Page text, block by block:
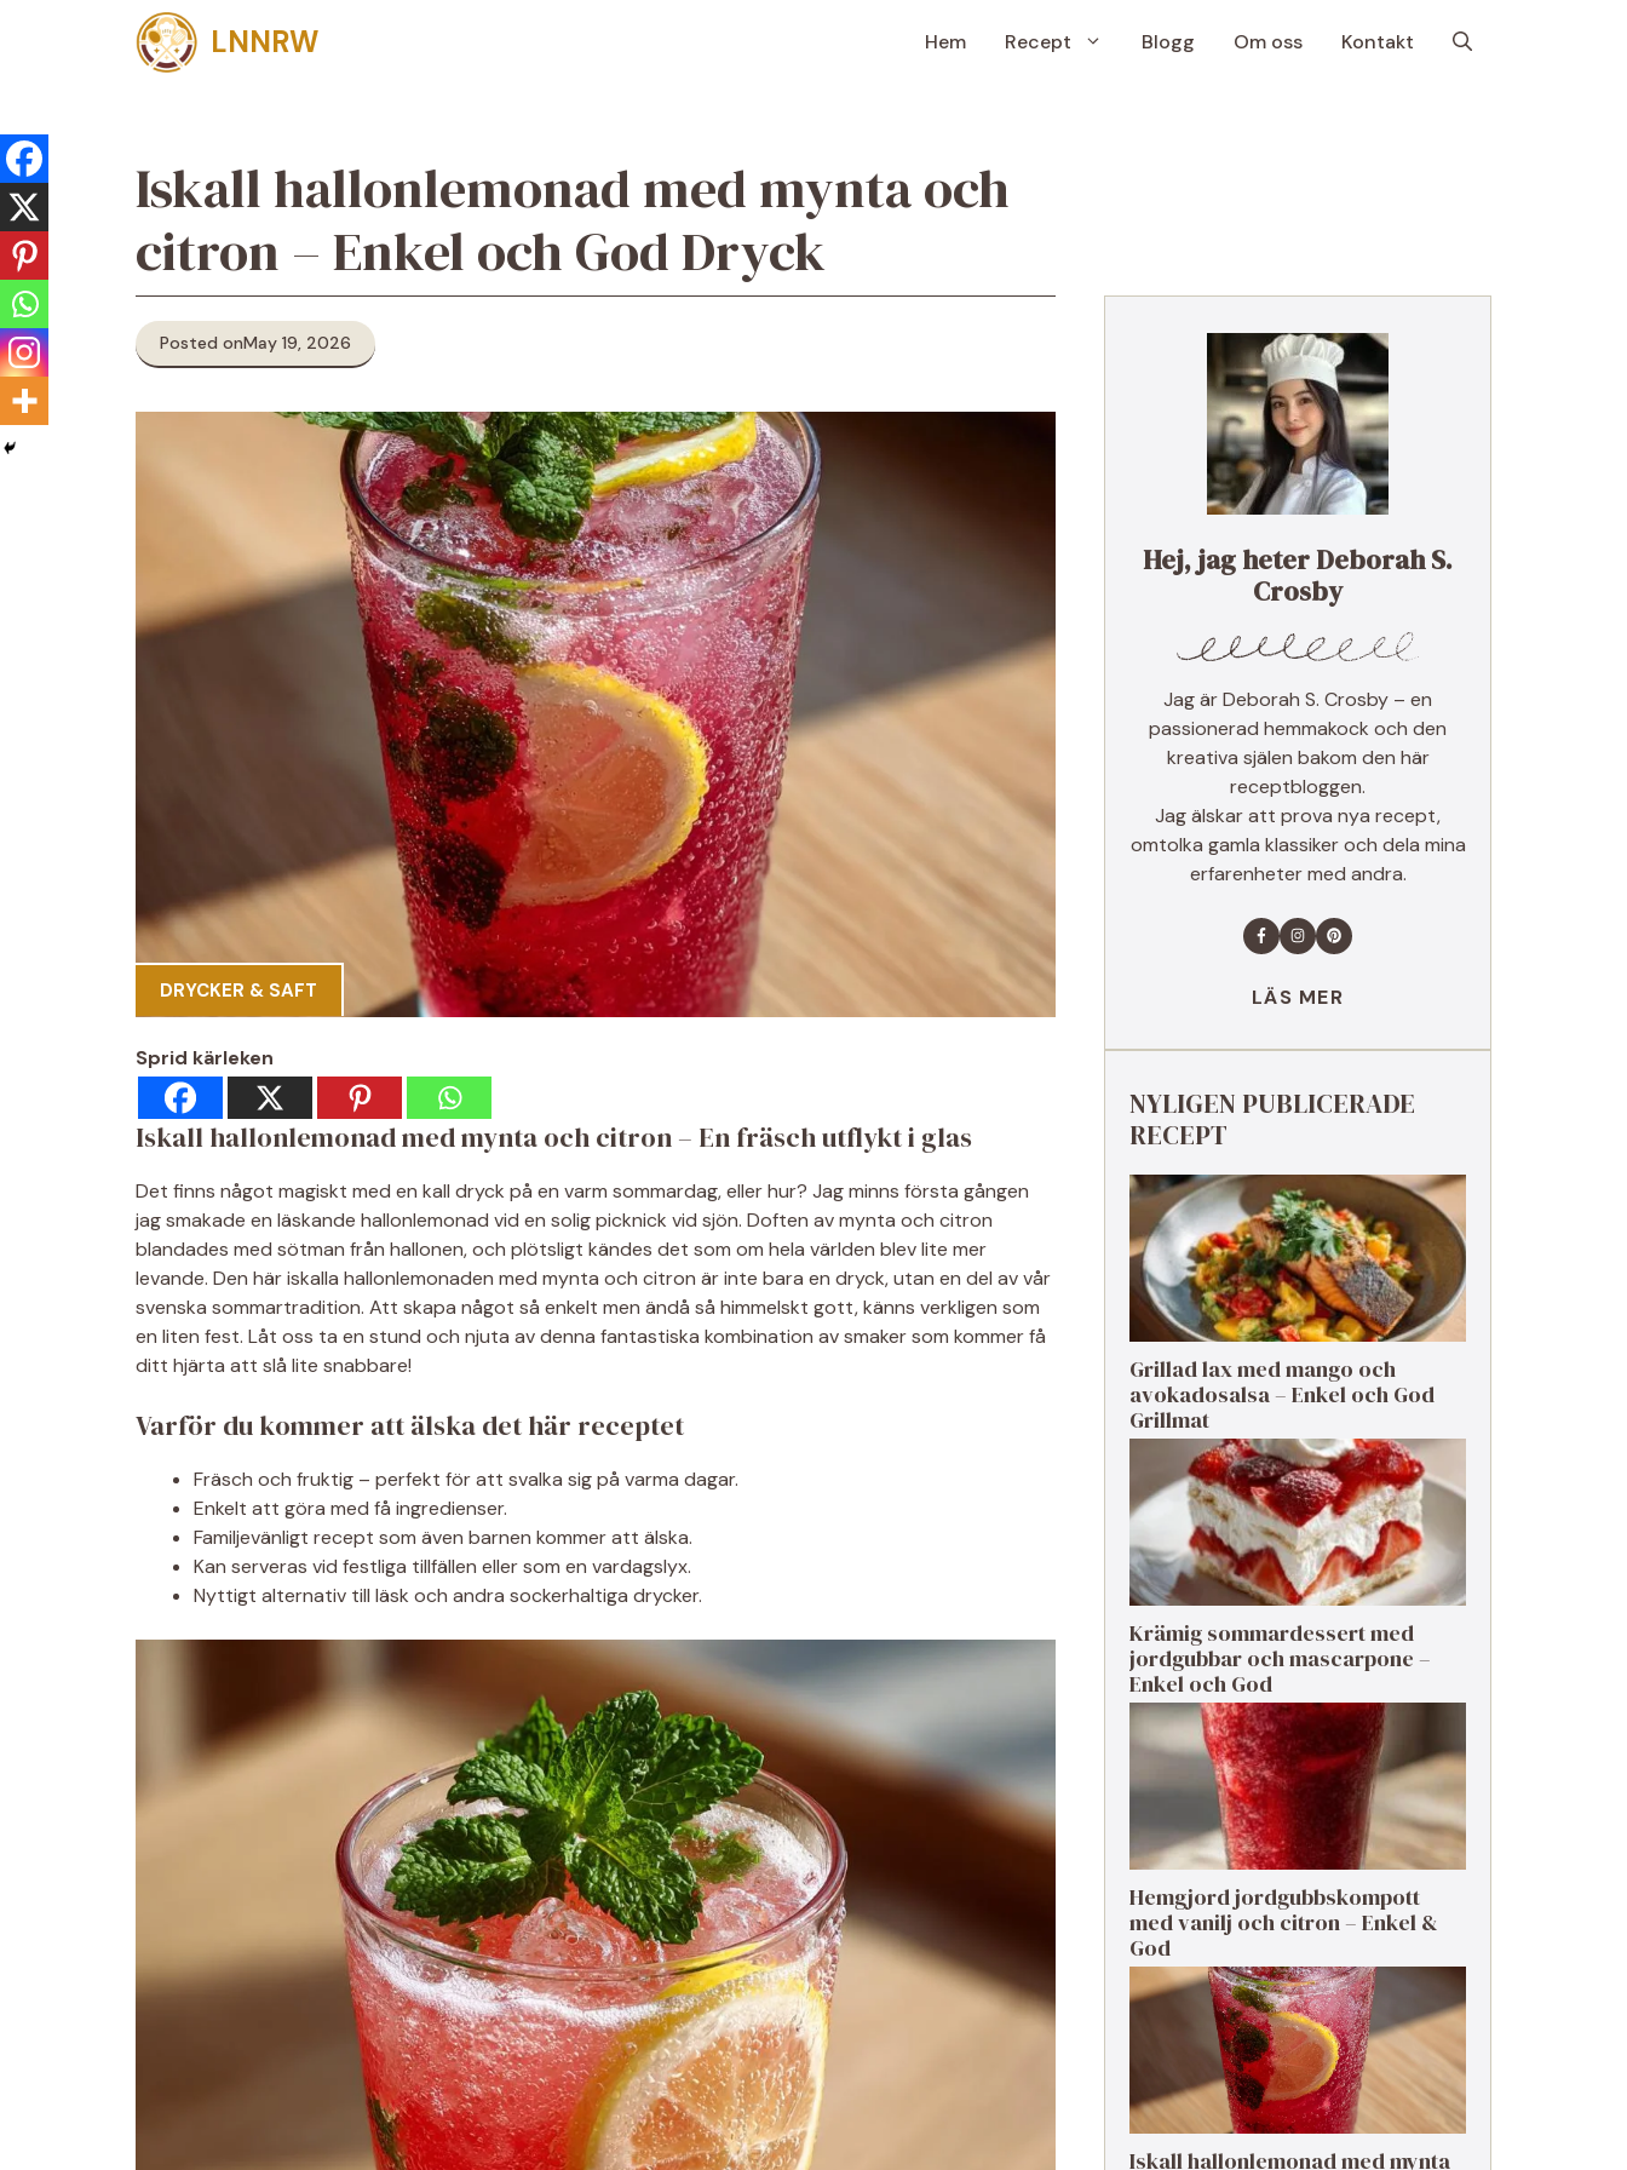
LNNRW Hem Recept Blogg Om oss Kontakt
Iskall hallonlemonad med mynta och
citron – Enkel och God Dryck
Posted onMay 19, 2026
DRYCKER & SAFT
Sprid kärleken
Iskall hallonlemonad med mynta och citron – En fräsch utflykt i glas
Det finns något magiskt med en kall dryck på en varm sommardag, eller hur? Jag minns första gången
jag smakade en läskande hallonlemonad vid en solig picknick vid sjön. Doften av mynta och citron
blandades med sötman från hallonen, och plötsligt kändes det som om hela världen blev lite mer
levande. Den här iskalla hallonlemonaden med mynta och citron är inte bara en dryck, utan en del av vår
svenska sommartradition. Att skapa något så enkelt men ändå så himmelskt gott, känns verkligen som
en liten fest. Låt oss ta en stund och njuta av denna fantastiska kombination av smaker som kommer få
ditt hjärta att slå lite snabbare!
Varför du kommer att älska det här receptet
Fräsch och fruktig – perfekt för att svalka sig på varma dagar.
Enkelt att göra med få ingredienser.
Familjevänligt recept som även barnen kommer att älska.
Kan serveras vid festliga tillfällen eller som en vardagslyx.
Nyttigt alternativ till läsk och andra sockerhaltiga drycker.
Hej, jag heter Deborah S.
Crosby
Jag är Deborah S. Crosby – en
passionerad hemmakock och den
kreativa själen bakom den här
receptbloggen.
Jag älskar att prova nya recept,
omtolka gamla klassiker och dela mina
erfarenheter med andra.
LÄS MER
NYLIGEN PUBLICERADE
RECEPT
Grillad lax med mango och
avokadosalsa – Enkel och God
Grillmat
Krämig sommardessert med
jordgubbar och mascarpone –
Enkel och God
Hemgjord jordgubbskompott
med vanilj och citron – Enkel &
God
Iskall hallonlemonad med mynta